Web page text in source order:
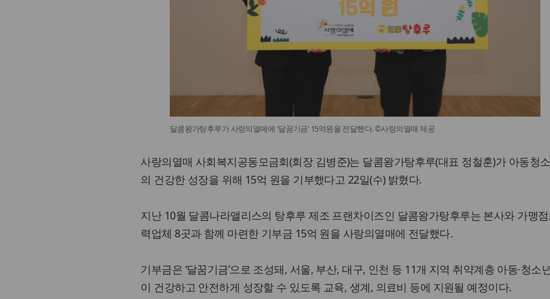
달콤왕가탕후루가 사랑의열매에 '달꿈기금' 15억원을 전달했다. ©사랑의열매 제공
사랑의열매 사회복지공동모금회(회장 김병준)는 달콤왕가탕후루(대표 정철훈)가 아동청
의 건강한 성장을 위해 15억 원을 기부했다고 22일(수) 밝혔다.
지난 10월 달콤나라앨리스의 탕후루 제조 프랜차이즈인 달콤왕가탕후루는 본사와 가맹점
력업체 8곳과 함께 마련한 기부금 15억 원을 사랑의열매에 전달했다.
기부금은 ‘달꿈기금’으로 조성돼, 서울, 부산, 대구, 인천 등 11개 지역 취약계층 아동·청소
이 건강하고 안전하게 성장할 수 있도록 교육, 생계, 의료비 등에 지원될 예정이다.